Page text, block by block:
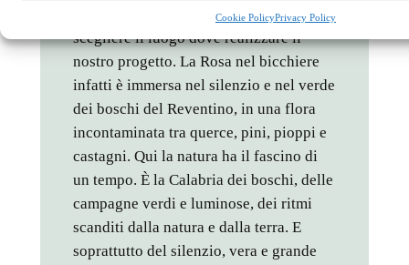
Cookie PolicyPrivacy Policy
ha bisogno di belletto che ci ha spinti a
scegliere il luogo dove realizzare il
nostro progetto. La Rosa nel bicchiere
infatti è immersa nel silenzio e nel verde
dei boschi del Reventino, in una flora
incontaminata tra querce, pini, pioppi e
castagni. Qui la natura ha il fascino di
un tempo. È la Calabria dei boschi, delle
campagne verdi e luminose, dei ritmi
scanditi dalla natura e dalla terra. E
soprattutto del silenzio, vera e grande